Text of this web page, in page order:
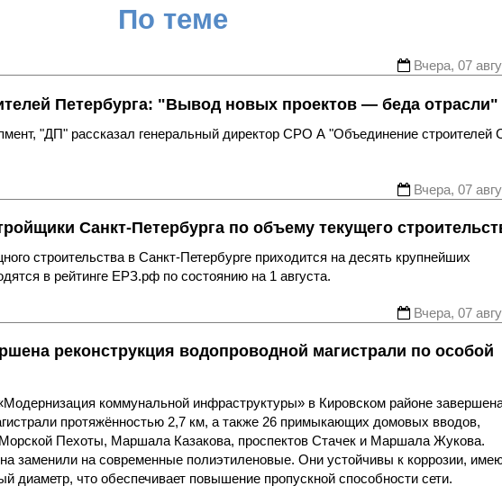
По теме
Вчера, 07
Петербурга: "Вывод новых проектов — беда отрасли"
"ДП" рассказал генеральный директор СРО А "Объединение строителей
Вчера, 07
Санкт-Петербурга по объему текущего
строительства в Санкт-Петербурге приходится на десять крупнейших
в рейтинге ЕРЗ.рф по состоянию на 1 августа.
Вчера, 07
реконструкция водопроводной магистрали по особой
коммунальной инфраструктуры» в Кировском районе
протяжённостью 2,7 км, а также 26 примыкающих домовых вводов,
Пехоты, Маршала Казакова, проспектов Стачек и Маршала Жукова.
заменили на современные полиэтиленовые. Они устойчивы к коррозии,
диаметр, что обеспечивает повышение пропускной способности сети.